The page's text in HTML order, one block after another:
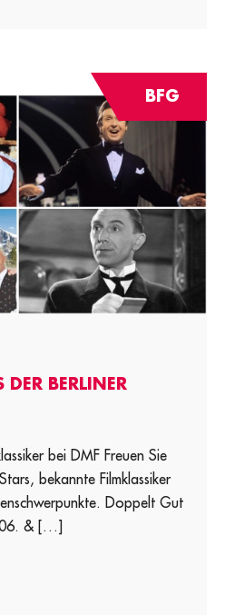
BFG
BERLINER
bei DMF Freuen Sie
bekannte Filmklassiker
Doppelt Gut
& […]